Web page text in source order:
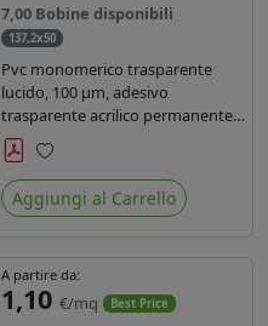
7,00 Bobine disponibili
137,2x50
Pvc monomerico trasparente
lucido, 100 µm, adesivo
trasparente acrilico permanente
durata 3 anni, liner in carta kraft
monosiliconata da 135 gr, REACH
compliant per stampa con
inchiostri solvente ecosolvente uv
Preferiti
Aggiungi al Carrello
A partire da:
1,10 €/mq Best Price